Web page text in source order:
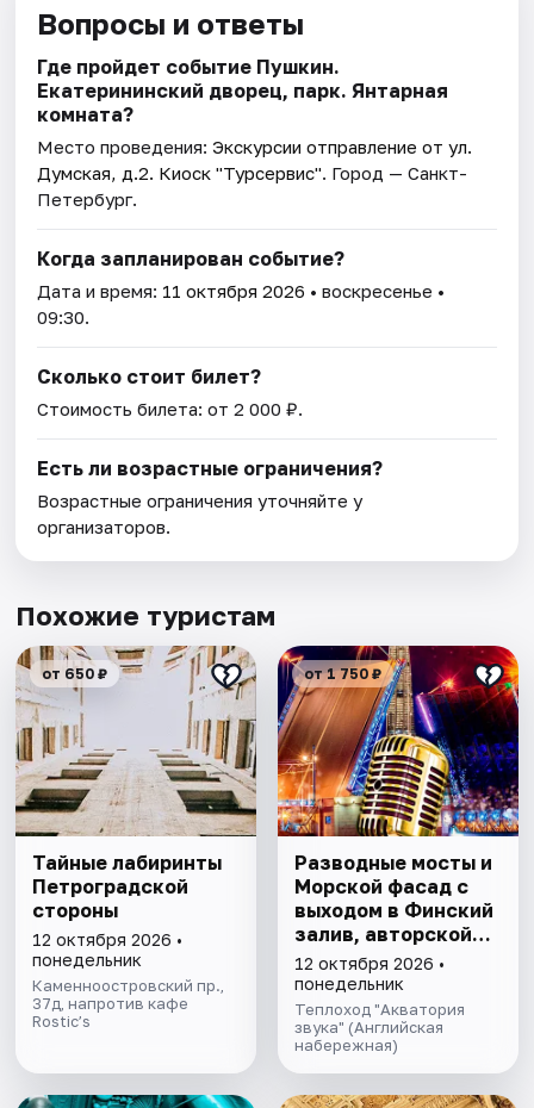
Вопросы и ответы
Где пройдет событие Пушкин.
Екатерининский дворец, парк. Янтарная
комната?
Место проведения:Экскурсии отправление от ул.
Думская, д.2. Киоск "Турсервис". Город — Санкт-
Петербург.
Когда запланирован событие?
Дата и время: 11 октября 2026 • воскресенье •
09:30.
Сколько стоит билет?
Стоимость билета: от 2 000 ₽.
Есть ли возрастные ограничения?
Возрастные ограничения уточняйте у
организаторов.
Похожие туристам
от 650 ₽
Тайные лабиринты
Петроградской
стороны
12 октября 2026 •
понедельник
Каменноостровский пр.,
37д, напротив кафе
Rostic’s
от 1 750 ₽
Разводные мосты и
Морской фасад с
выходом в Финский
залив, авторской
экскурсией и живой
музыкой
12 октября 2026 •
понедельник
Теплоход "Акватория
звука" (Английская
набережная)